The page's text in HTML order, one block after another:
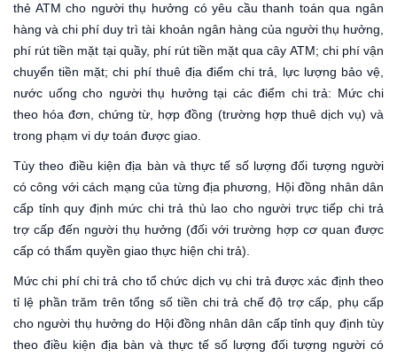
thẻ ATM cho người thụ hưởng có yêu cầu thanh toán qua ngân
hàng và chi phí duy trì tài khoản ngân hàng của người thụ hưởng,
phí rút tiền mặt tại quầy, phí rút tiền mặt qua cây ATM; chi phí vận
chuyển tiền mặt; chi phí thuê địa điểm chi trả, lực lượng bảo vệ,
nước uống cho người thụ hưởng tại các điểm chi trả: Mức chi
theo hóa đơn, chứng từ, hợp đồng (trường hợp thuê dịch vụ) và
trong phạm vi dự toán được giao.
Tùy theo điều kiện địa bàn và thực tế số lượng đối tượng người
có công với cách mạng của từng địa phương, Hội đồng nhân dân
cấp tỉnh quy định mức chi trả thù lao cho người trực tiếp chi trả
trợ cấp đến người thụ hưởng (đối với trường hợp cơ quan được
cấp có thẩm quyền giao thực hiện chi trả).
Mức chi phí chi trả cho tổ chức dịch vụ chi trả được xác định theo
tỉ lệ phần trăm trên tổng số tiền chi trả chế độ trợ cấp, phụ cấp
cho người thụ hưởng do Hội đồng nhân dân cấp tỉnh quy định tùy
theo điều kiện địa bàn và thực tế số lượng đối tượng người có